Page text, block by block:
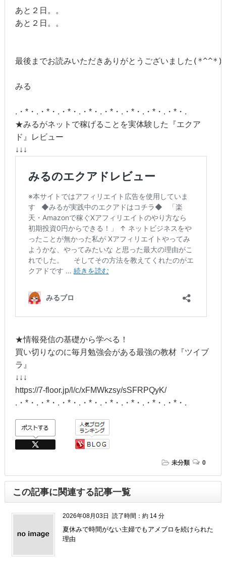
あと２日。。
あと２日。。
最後までお読みいただきありがとうございました(*^^*)
みる
.・*・.・*・.・*・.・*・.・*・.・*・.・*・.・*・.
★みるがネットで稼げることを実体験した『エクア
ド』レビュー
↓↓↓
★情報発信の基礎から学べる！
買い切りなのに毎月勉強会がある最強の教材『ツイブ
ラ』
↓↓↓
https://7-floor.jp/l/c/xFMWkzsy/sSFRPQyK/
.・*・.・*・.・*・.・*・.・*・.・*・.・*・.・*・.
未分類 0
この記事に関連する記事一覧
2026年08月03日読了時間：約 14 分
夏休みで時間がない主婦でもアメブロを続けられた
理由